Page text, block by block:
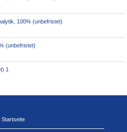
100% (unbefristet)
(unbefristet)
1
Startseite